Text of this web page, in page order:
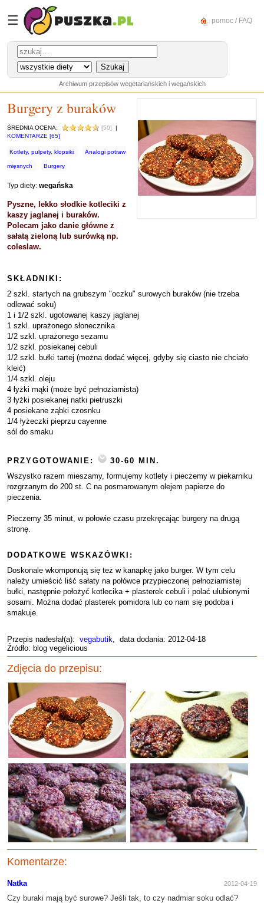
☰ pomoc / FAQ
Archiwum przepisów wegetariańskich i wegańskich
Burgery z buraków
ŚREDNIA OCENA: [50]
|
KOMENTARZE [65]
Kotlety, pulpety, klopsiki Analogi potraw
mięsnych Burgery
Typ diety: wegańska
Pyszne, lekko słodkie kotleciki z
kaszy jaglanej i buraków.
Polecam jako danie główne z
sałatą zieloną lub surówką np.
coleslaw.
SKŁADNIKI:
2 szkl. startych na grubszym "oczku" surowych buraków (nie trzeba
odlewać soku)
1 i 1/2 szkl. ugotowanej kaszy jaglanej
1 szkl. uprażonego słonecznika
1/2 szkl. uprażonego sezamu
1/2 szkl. posiekanej cebuli
1/2 szkl. bułki tartej (można dodać więcej, gdyby się ciasto nie chciało
kleić)
1/4 szkl. oleju
4 łyżki mąki (może być pełnoziarnista)
3 łyżki posiekanej natki pietruszki
4 posiekane ząbki czosnku
1/4 łyżeczki pieprzu cayenne
sól do smaku
PRZYGOTOWANIE:
30-60 MIN.
Wszystko razem mieszamy, formujemy kotlety i pieczemy w piekarniku
rozgrzanym do 200 st. C na posmarowanym olejem papierze do
pieczenia.
Pieczemy 35 minut, w połowie czasu przekręcając burgery na drugą
stronę.
DODATKOWE WSKAZÓWKI:
Doskonale wkomponują się też w kanapkę jako burger. W tym celu
należy umieścić liść sałaty na połówce przypieczonej pełnoziarnistej
bułki, następnie położyć kotlecika + plasterek cebuli i polać ulubionymi
sosami. Można dodać plasterek pomidora lub co nam się podoba i
smakuje.
Przepis nadesłał(a): vegabutik, data dodania: 2012-04-18
Źródło: blog vegelicious
Zdjęcia do przepisu:
Komentarze:
Natka 2012-04-19
Czy buraki mają być surowe? Jeśli tak, to czy nadmiar soku odlać?